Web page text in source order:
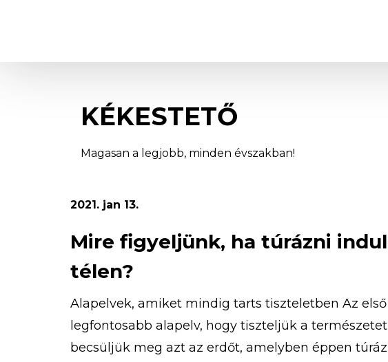
KÉKESTETŐ
Magasan a legjobb, minden évszakban!
2021. jan 13.
Mire figyeljünk, ha túrázni
télen?
Alapelvek, amiket mindig tarts tiszteletben Az első
legfontosabb alapelv, hogy tiszteljük a
becsüljük meg azt az erdőt, amelyben éppen